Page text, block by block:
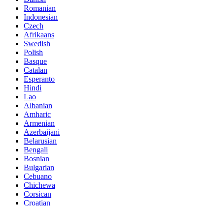
Romanian
Indonesian
Czech
Afrikaans
Swedish
Polish
Basque
Catalan
Esperanto
Hindi
Lao
Albanian
Amharic
Armenian
Azerbaijani
Belarusian
Bengali
Bosnian
Bulgarian
Cebuano
Chichewa
Corsican
Croatian